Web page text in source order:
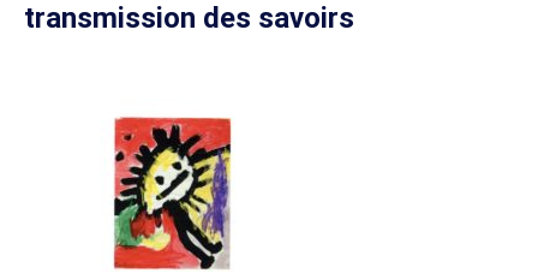
transmission des savoirs